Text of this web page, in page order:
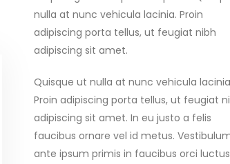
nulla at nunc vehicula lacinia. Proin
adipiscing porta tellus, ut feugiat nibh
adipiscing sit amet.
Quisque ut nulla at nunc vehicula
Proin adipiscing porta tellus, ut feugiat
adipiscing sit amet. In eu justo a felis
faucibus ornare vel id metus.
ante ipsum primis in faucibus orci